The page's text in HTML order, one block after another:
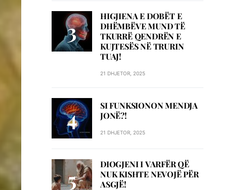
HIGJIENA E DOBËT E
DHËMBËVE MUND TË
TKURRË QENDRËN E
KUJTESËS NË TRURIN
TUAJ!
21 DHJETOR, 2025
SI FUNKSIONON MENDJA
JONË?!
21 DHJETOR, 2025
DIOGJENI I VARFËR QË
NUK KISHTE NEVOJË PËR
ASGJË!